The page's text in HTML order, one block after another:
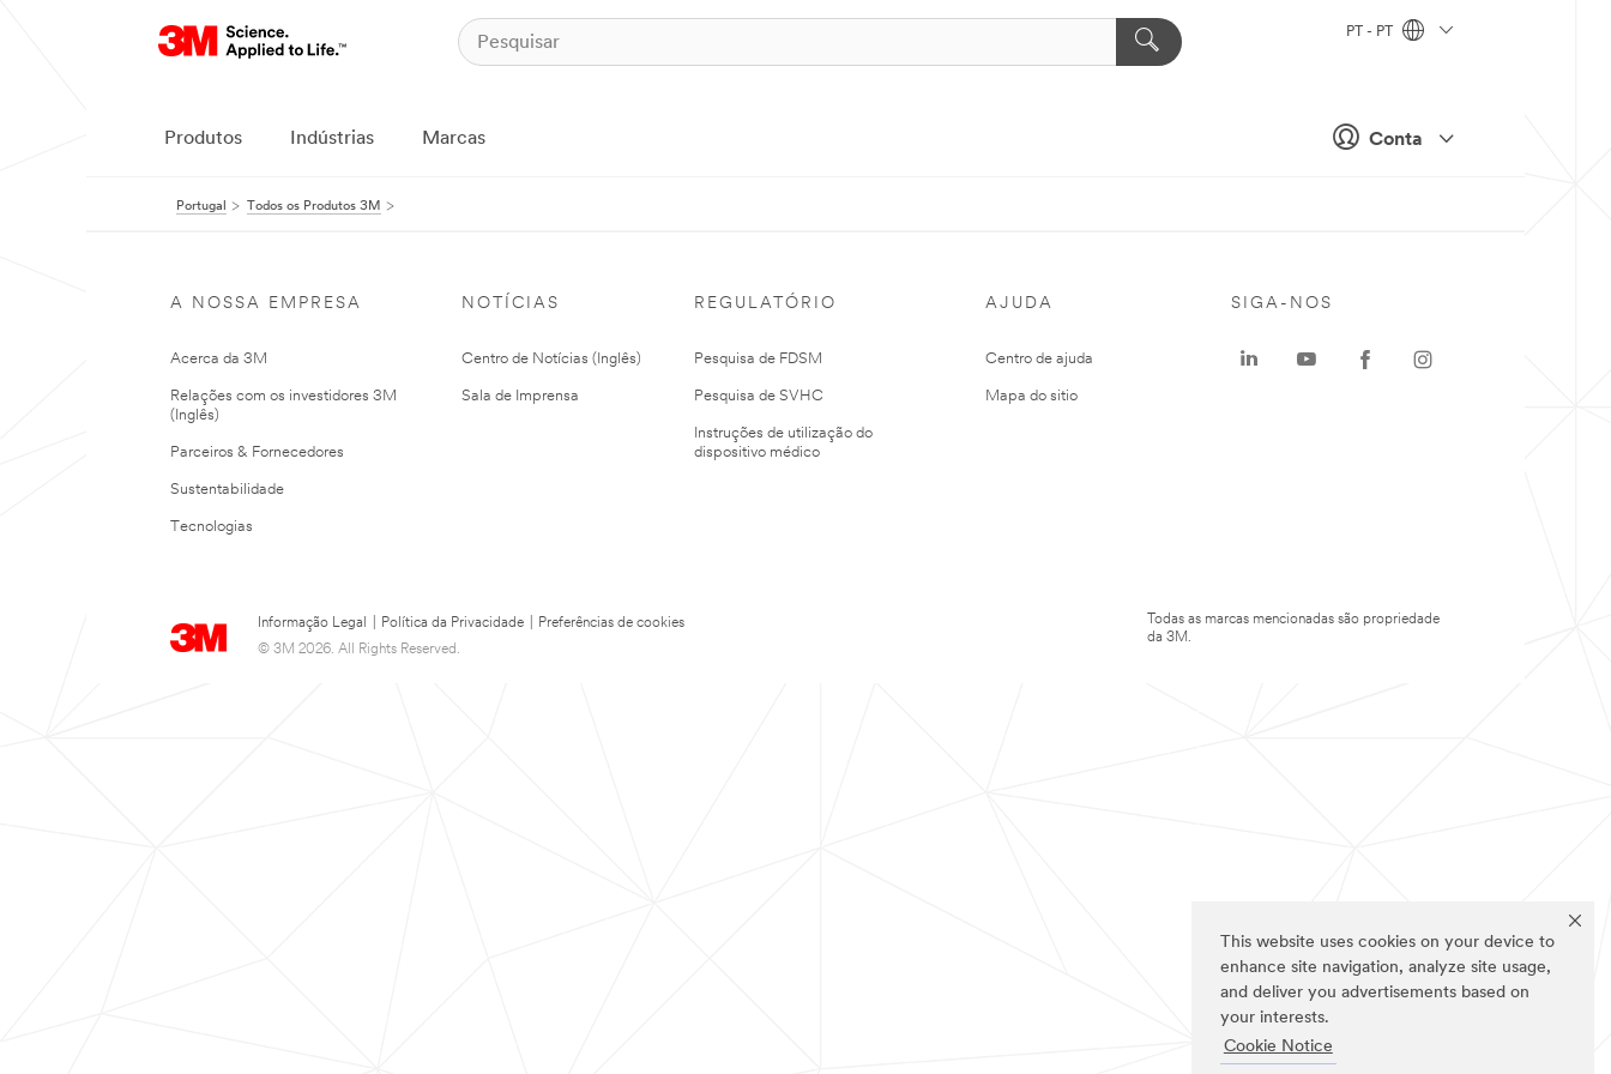
This website uses cookies on your device to
enhance site navigation, analyze site usage,
and deliver you advertisements based on
your interests.
Cookie Notice
Conta
PT - PT
Produtos Indústrias Marcas
Portugal Todos os Produtos 3M
A NOSSA EMPRESA
Acerca da 3M
Relações com os investidores 3M
(Inglês)
Parceiros & Fornecedores
Sustentabilidade
Tecnologias
NOTÍCIAS
Centro de Notícias (Inglês)
Sala de Imprensa
REGULATÓRIO
Pesquisa de FDSM
Pesquisa de SVHC
Instruções de utilização do
dispositivo médico
AJUDA
Centro de ajuda
Mapa do sitio
Informação Legal Política da Privacidade
Preferências de cookies
© 3M 2026. All Rights Reserved.
SIGA-NOS
Todas as marcas mencionadas são propriedade
da 3M.